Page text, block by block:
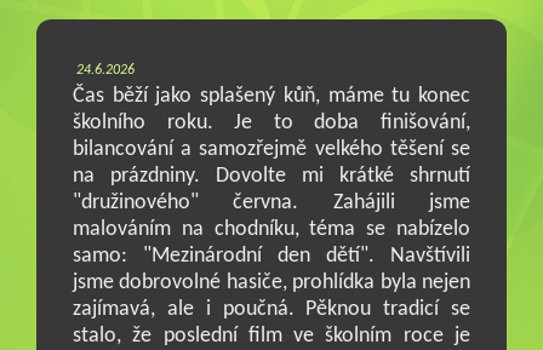
24.6.2026
Čas běží jako splašený kůň, máme tu konec
školního roku. Je to doba finišování,
bilancování a samozřejmě velkého těšení se
na prázdniny. Dovolte mi krátké shrnutí
"družinového" června. Zahájili jsme
malováním na chodníku, téma se nabízelo
samo: "Mezinárodní den dětí". Navštívili
jsme dobrovolné hasiče, prohlídka byla nejen
zajímavá, ale i poučná. Pěknou tradicí se
stalo, že poslední film ve školním roce je